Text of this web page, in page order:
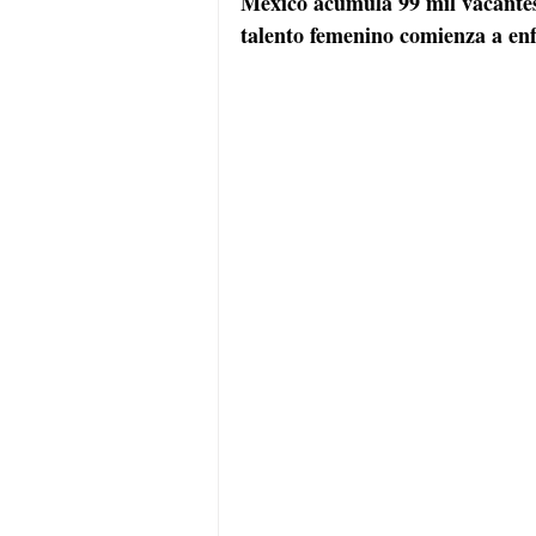
talento femenino comienza a